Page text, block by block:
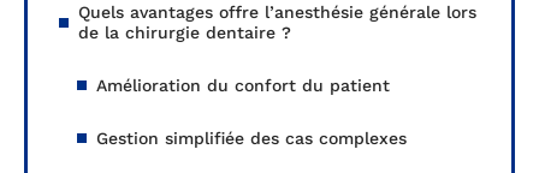
Quels avantages offre l’anesthésie générale lors
de la chirurgie dentaire ?
Amélioration du confort du patient
Gestion simplifiée des cas complexes